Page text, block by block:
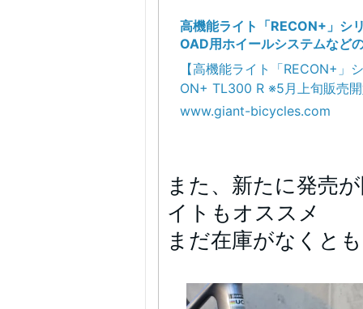
高機能ライト「RECON+」シ
OAD用ホイールシステムなど
発売 | Giant Bicycles Japan
【高機能ライト「RECON+」
ON+ TL300 R ※5月上旬販売
ら接近する車両
www.giant-bicycles.com
また、新たに発売
イトもオススメ
まだ在庫がなくと